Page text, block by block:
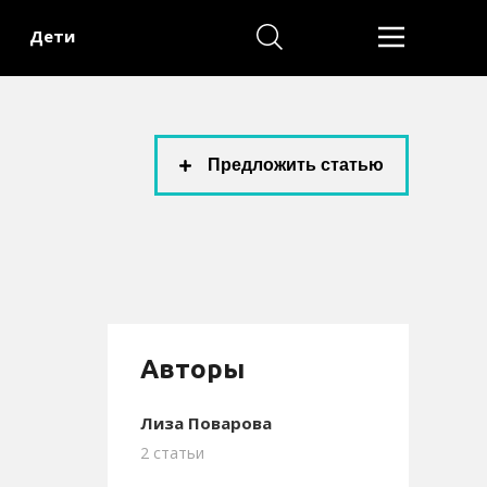
Дети
Предложить статью
Aвторы
Лиза Поварова
2 статьи